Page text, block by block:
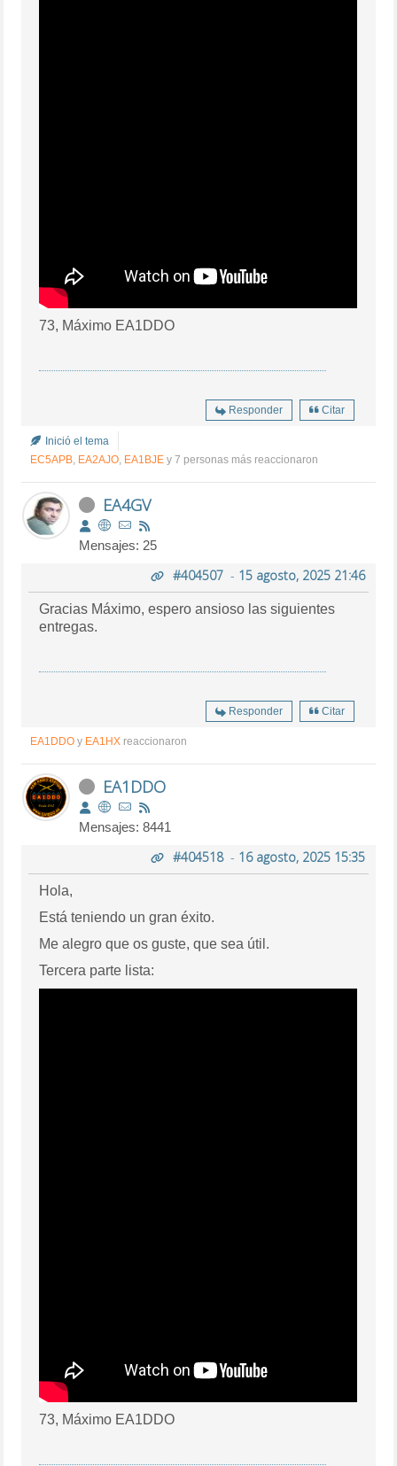
73, Máximo EA1DDO
Responder Citar
Inició el tema
EC5APB, EA2AJO, EA1BJE y 7 personas más reaccionaron
EA4GV
Mensajes: 25
#404507- 15 agosto, 2025 21:46
Gracias Máximo, espero ansioso las siguientes
entregas.
Responder Citar
EA1DDO y EA1HX reaccionaron
EA1DDO
Mensajes: 8441
#404518- 16 agosto, 2025 15:35
Hola,
Está teniendo un gran éxito.
Me alegro que os guste, que sea útil.
Tercera parte lista:
73, Máximo EA1DDO